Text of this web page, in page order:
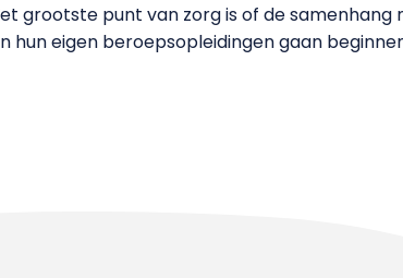
grootste punt van zorg is of de samenhang
eigen beroepsopleidingen gaan